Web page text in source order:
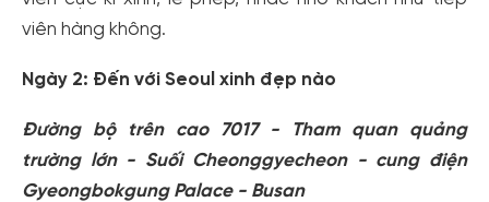
viên hàng không.
Ngày 2: Đến với Seoul xinh đẹp nào
Đường bộ trên cao 7017 - Tham quan quảng
trường lớn - Suối Cheonggyecheon - cung điện
Gyeongbokgung Palace - Busan